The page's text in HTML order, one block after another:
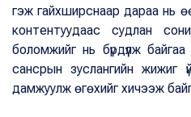
гэж гайхширснаар дараа нь
контентуудаас судлан
боломжийг нь бүрдүүлж
сансрын зуслангийн жижиг
дамжуулж өгөхийг хичээж